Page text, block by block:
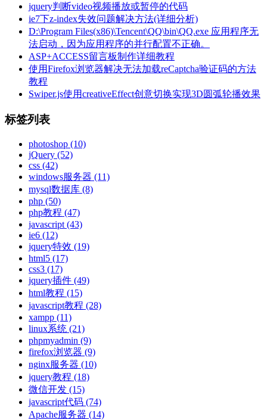
jquery判断video视频播放或暂停的代码
ie7下z-index失效问题解决方法(详细分析)
D:\Program Files(x86)\Tencent\QQ\bin\QQ.exe 应用程序无
法启动，因为应用程序的并行配置不正确。
ASP+ACCESS留言板制作详细教程
使用Firefox浏览器解决无法加载reCaptcha验证码的方法
教程
Swiper.js使用creativeEffect创意切换实现3D圆弧轮播效果
标签列表
photoshop (10)
jQuery (52)
css (42)
windows服务器 (11)
mysql数据库 (8)
php (50)
php教程 (47)
javascript (43)
ie6 (12)
jquery特效 (19)
html5 (17)
css3 (17)
jquery插件 (49)
html教程 (15)
javascript教程 (28)
xampp (11)
linux系统 (21)
phpmyadmin (9)
firefox浏览器 (9)
nginx服务器 (10)
jquery教程 (18)
微信开发 (15)
javascript代码 (74)
Apache服务器 (14)